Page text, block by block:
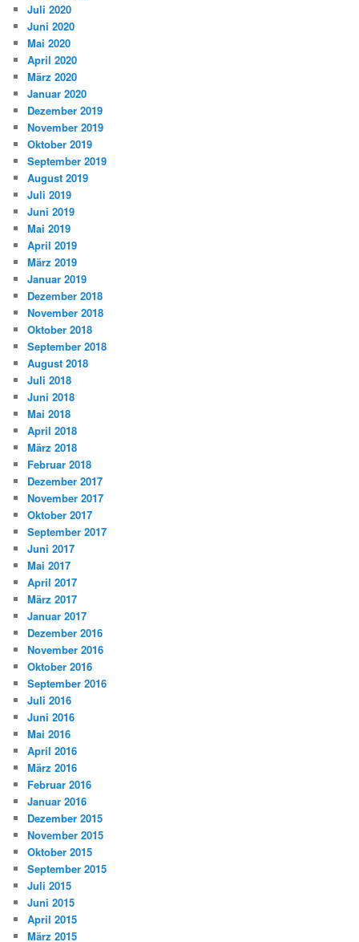
Juli 2020
Juni 2020
Mai 2020
April 2020
März 2020
Januar 2020
Dezember 2019
November 2019
Oktober 2019
September 2019
August 2019
Juli 2019
Juni 2019
Mai 2019
April 2019
März 2019
Januar 2019
Dezember 2018
November 2018
Oktober 2018
September 2018
August 2018
Juli 2018
Juni 2018
Mai 2018
April 2018
März 2018
Februar 2018
Dezember 2017
November 2017
Oktober 2017
September 2017
Juni 2017
Mai 2017
April 2017
März 2017
Januar 2017
Dezember 2016
November 2016
Oktober 2016
September 2016
Juli 2016
Juni 2016
Mai 2016
April 2016
März 2016
Februar 2016
Januar 2016
Dezember 2015
November 2015
Oktober 2015
September 2015
Juli 2015
Juni 2015
April 2015
März 2015